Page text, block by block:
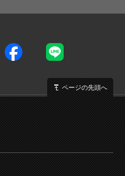
ページの先頭へ